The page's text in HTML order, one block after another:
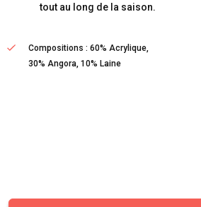
tout au long de la saison.
Compositions : 60% Acrylique,
30% Angora, 10% Laine